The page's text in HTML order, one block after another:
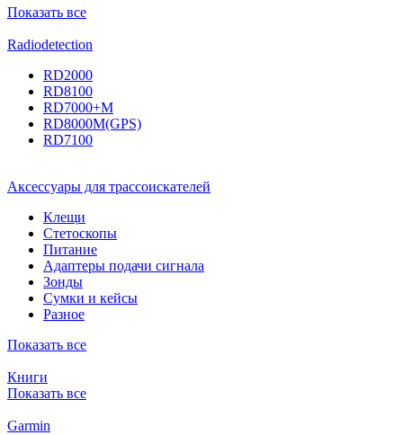
Показать все
Radiodetection
RD2000
RD8100
RD7000+M
RD8000M(GPS)
RD7100
Аксессуары для трассоискателей
Клещи
Стетоскопы
Питание
Адаптеры подачи сигнала
Зонды
Сумки и кейсы
Разное
Показать все
Книги
Показать все
Garmin